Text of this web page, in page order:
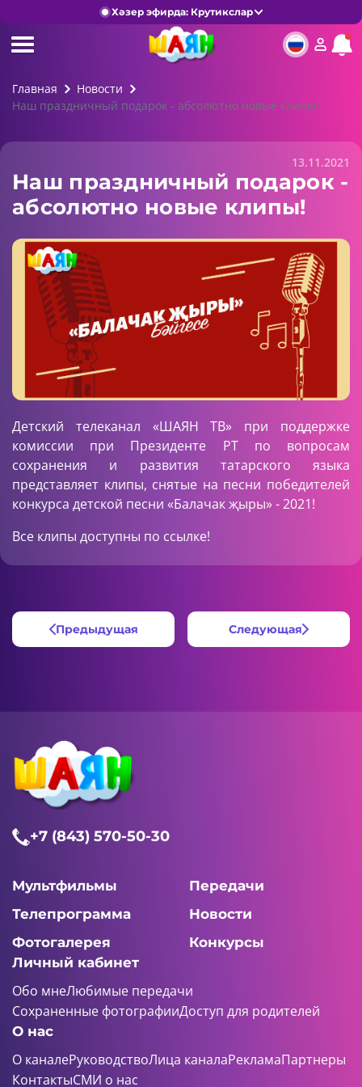
Хәзер эфирда: Крутикслар
Главная
Новости
Наш праздничный подарок - абсолютно новые клипы!
13.11.2021
Наш праздничный подарок -
абсолютно новые клипы!
Детский телеканал «ШАЯН ТВ» при поддержке
комиссии при Президенте РТ по вопросам
сохранения и развития татарского языка
представляет клипы, снятые на песни победителей
конкурса детской песни «Балачак җыры» - 2021!
Все клипы доступны по ссылке!
Предыдущая Следующая
+7 (843) 570-50-30
Мультфильмы
Передачи
Телепрограмма
Новости
Фотогалерея
Конкурсы
Личный кабинет
Обо мнеЛюбимые передачи
Сохраненные фотографииДоступ для родителей
О нас
О каналеРуководствоЛица каналаРекламаПартнеры
КонтактыСМИ о нас